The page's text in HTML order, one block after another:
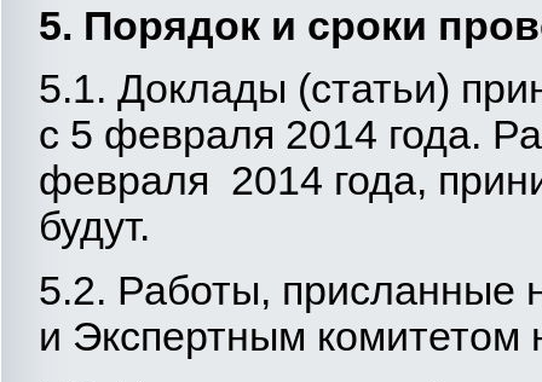
5. Порядок и сроки
5.1. Доклады (статьи)
с 5 февраля 2014 года.
февраля 2014 года,
будут.
5.2. Работы, присланные
и Экспертным комитетом